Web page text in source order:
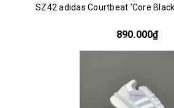
SZ42 adidas Courtbeat 'Core
890.000₫